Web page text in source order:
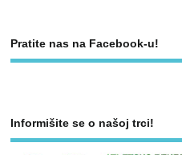
Pratite nas na Facebook-u!
Informišite se o našoj trci!